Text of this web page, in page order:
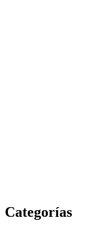
Categorías